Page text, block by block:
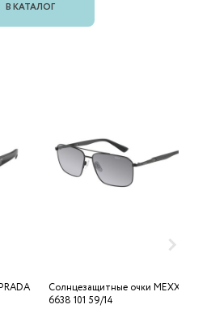
В КАТАЛОГ
Солнцезащитные очки MEXX
6638 101 59/14